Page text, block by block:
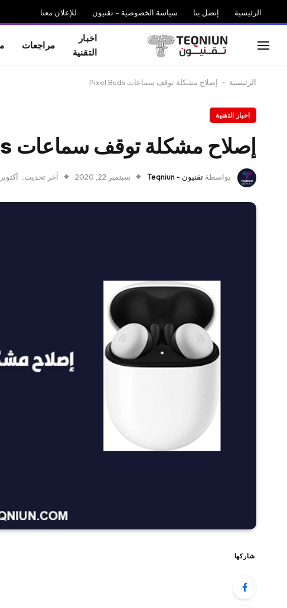
الرئيسية إتصل بنا سياسة الخصوصية – تقنيون للإعلان معنا
اخبار
التقنية
مراجعات
الرئيسية - إصلاح مشكلة توقف سماعات Pixel Buds
اخبار التقنية
إصلاح مشكلة توقف سماعات Pixel Buds
بواسطة تقنيون - Teqniun سبتمبر 22, 2020 آخر تحديث: أكتوبر 8, 2023
شاركها